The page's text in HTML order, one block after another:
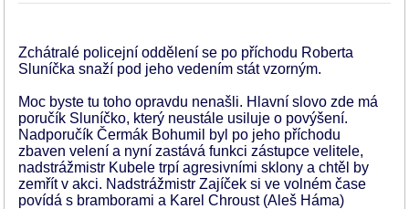
Zchátralé policejní oddělení se po příchodu Roberta
Sluníčka snaží pod jeho vedením stát vzorným.
Moc byste tu toho opravdu nenašli. Hlavní slovo zde má
poručík Sluníčko, který neustále usiluje o povýšení.
Nadporučík Čermák Bohumil byl po jeho příchodu
zbaven velení a nyní zastává funkci zástupce velitele,
nadstrážmistr Kubele trpí agresivními sklony a chtěl by
zemřít v akci. Nadstrážmistr Zajíček si ve volném čase
povídá s bramborami a Karel Chroust (Aleš Háma)